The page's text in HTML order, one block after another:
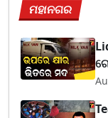
ମହାନଗର